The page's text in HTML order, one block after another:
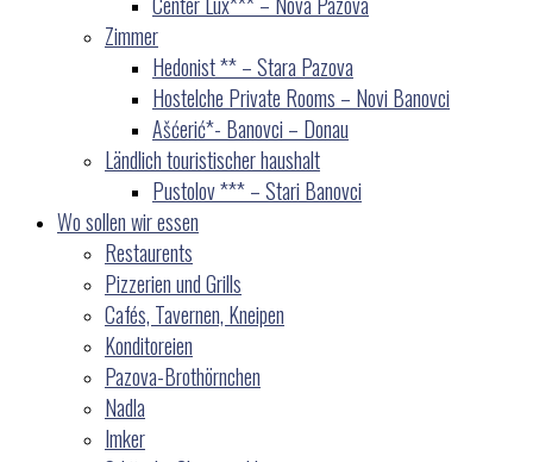
Zimmer
Hedonist ** – Stara Pazova
Hostelche Private Rooms – Novi Banovci
Ašćerić*- Banovci – Donau
Ländlich touristischer haushalt
Pustolov *** – Stari Banovci
Wo sollen wir essen
Restaurents
Pizzerien und Grills
Cafés, Tavernen, Kneipen
Konditoreien
Pazova-Brothörnchen
Nadla
Imker